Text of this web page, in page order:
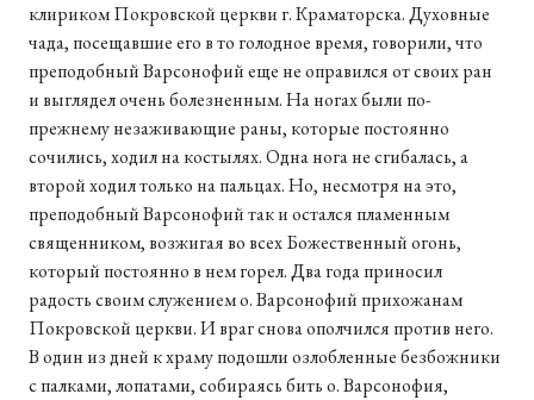
клириком Покровской церкви г. Краматорска. Духовные
чада, посещавшие его в то голодное время, говорили, что
преподобный Варсонофий еще не оправился от своих ран
и выглядел очень болезненным. На ногах были по-
прежнему незаживающие раны, которые постоянно
сочились, ходил на костылях. Одна нога не сгибалась, а
второй ходил только на пальцах. Но, несмотря на это,
преподобный Варсонофий так и остался пламенным
священником, возжигая во всех Божественный огонь,
который постоянно в нем горел. Два года приносил
радость своим служением о. Варсонофий прихожанам
Покровской церкви. И враг снова ополчился против него.
В один из дней к храму подошли озлобленные безбожники
с палками, лопатами, собираясь бить о. Варсонофия,